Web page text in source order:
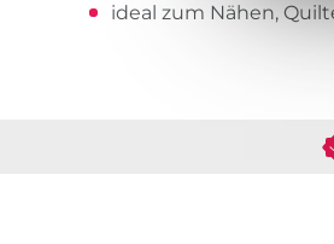
ideal zum Nähen,